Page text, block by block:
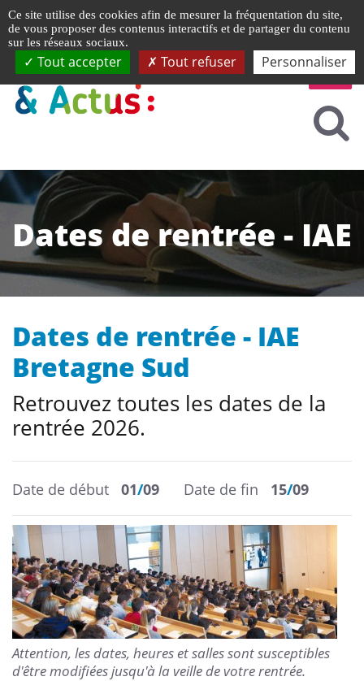
Dates de rentrée - IAE
Dates de rentrée - IAE
Bretagne Sud
Retrouvez toutes les dates de la
rentrée 2026.
Date de début 01/09 Date de fin 15/09
Attention, les dates, heures et salles sont susceptibles
d'être modifiées jusqu'à la veille de votre rentrée.
Ce site utilise des cookies afin de mesurer la fréquentation du site,
de vous proposer des contenus interactifs et de partager du contenu
sur les réseaux sociaux.
Tout accepter Tout refuser Personnaliser